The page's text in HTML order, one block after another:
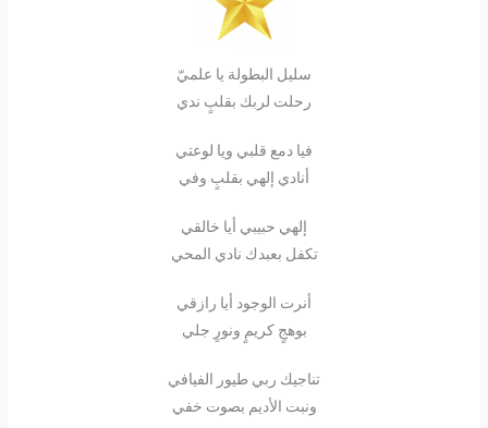
سليل البطولة يا علميّ
رحلت لربك بقلبٍ ندي
فيا دمع قلبي ويا لوعتي
أنادي إلهي بقلبٍ وفي
إلهي حبيبي أيا خالقي
تكفل بعبدك نادي المحي
أنرت الوجود أيا رازقي
بوهجٍ كريمٍ ونورٍ جلي
تناجيك ربي طيور الفيافي
ونبت الأديم بصوت خفي